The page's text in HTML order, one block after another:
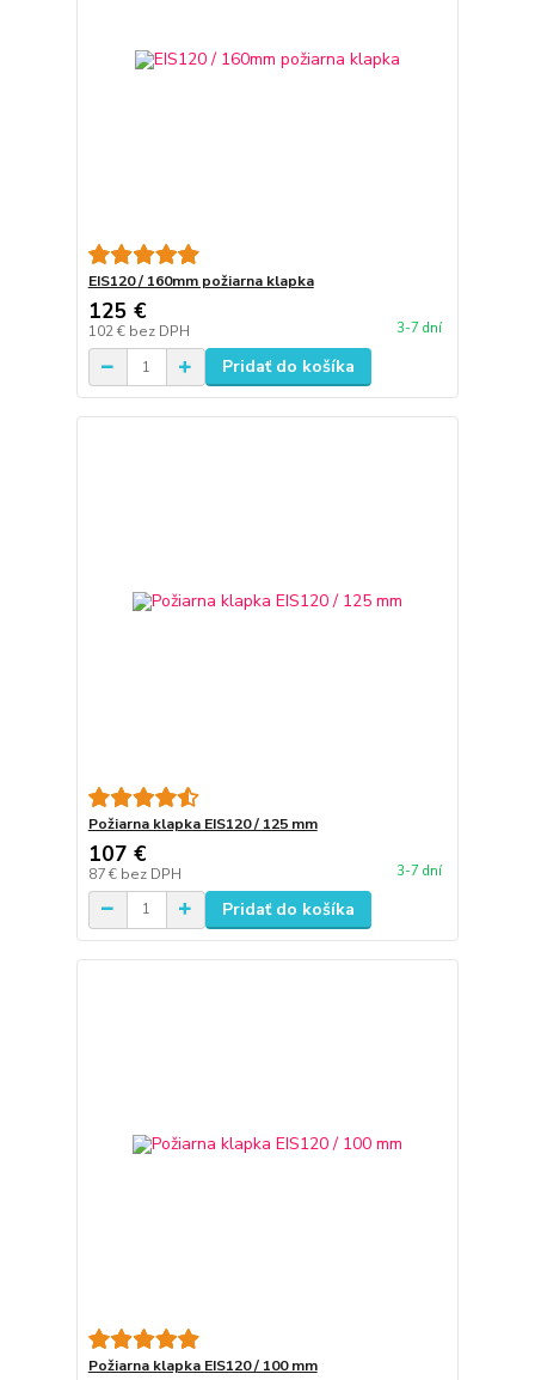
EIS120 / 160mm požiarna klapka
125 €
102 € bez DPH 3-7 dní
Pridať do košíka
Požiarna klapka EIS120 / 125 mm
107 €
87 € bez DPH 3-7 dní
Pridať do košíka
Požiarna klapka EIS120 / 100 mm